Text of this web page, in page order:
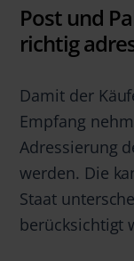
Post und
richtig
Damit der
Empfang
Adressierung
werden. Die
Staat
berücksichtigt